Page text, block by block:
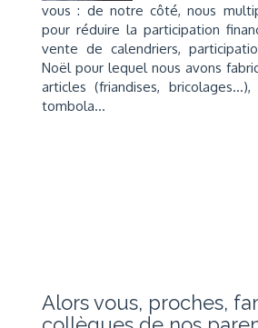
vous : de notre côté, nous
pour réduire la participation
vente de calendriers,
Noël pour lequel nous avons
articles (friandises,
tombola...
Alors vous, proches,